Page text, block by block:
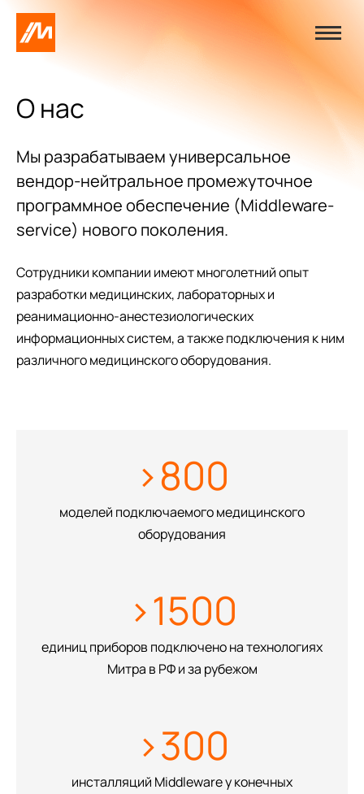
О нас
Мы разрабатываем универсальное
вендор-нейтральное промежуточное
программное обеспечение (Middleware-
service) нового поколения.
Сотрудники компании имеют многолетний опыт
разработки медицинских, лабораторных и
реанимационно-анестезиологических
информационных систем, а также подключения к ним
различного медицинского оборудования.
>800
моделей подключаемого медицинского
оборудования
>1500
единиц приборов подключено на технологиях
Митра в РФ и за рубежом
>300
инсталляций Middleware у конечных